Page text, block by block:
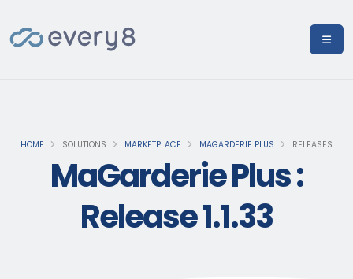
HOME SOLUTIONS MARKETPLACE MAGARDERIE PLUS RELEASES
MaGarderie Plus :
Release 1.1.33